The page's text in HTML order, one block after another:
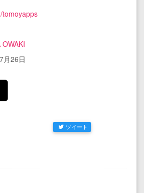
tomoyapps
OWAKI
月26日
ツイート